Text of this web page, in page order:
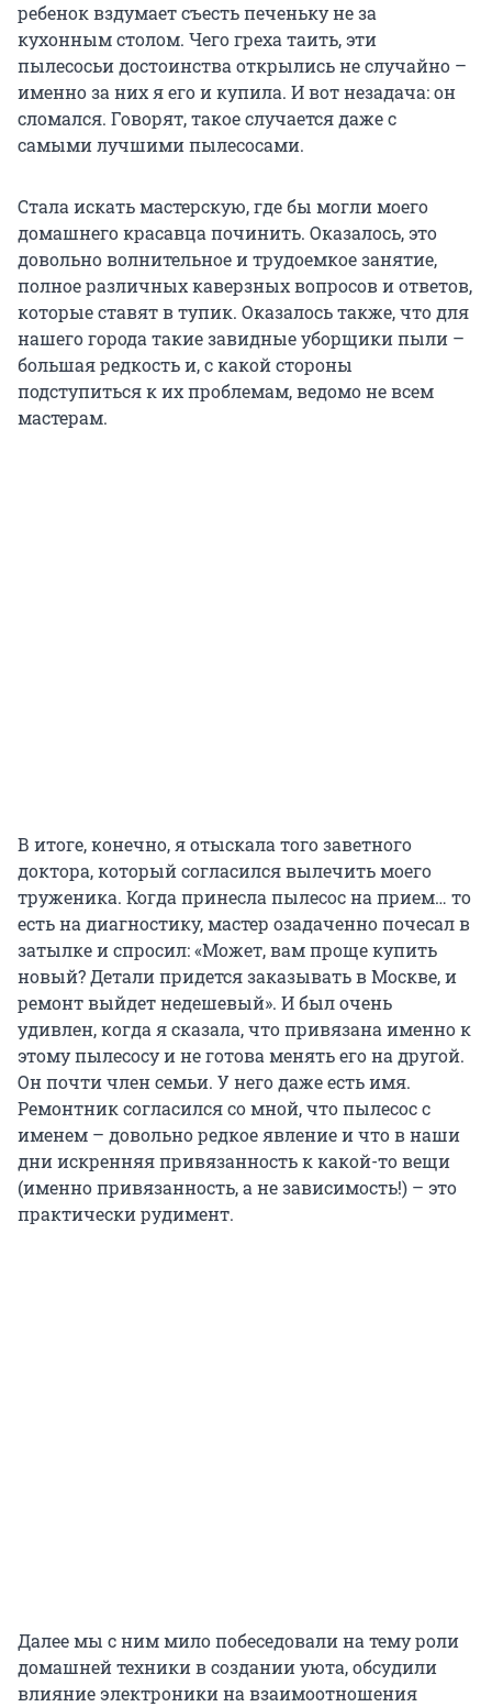
ребенок вздумает съесть печеньку не за
кухонным столом. Чего греха таить, эти
пылесосьи достоинства открылись не случайно –
именно за них я его и купила. И вот незадача: он
сломался. Говорят, такое случается даже с
самыми лучшими пылесосами.
Стала искать мастерскую, где бы могли моего
домашнего красавца починить. Оказалось, это
довольно волнительное и трудоемкое занятие,
полное различных каверзных вопросов и ответов,
которые ставят в тупик. Оказалось также, что для
нашего города такие завидные уборщики пыли –
большая редкость и, с какой стороны
подступиться к их проблемам, ведомо не всем
мастерам.
В итоге, конечно, я отыскала того заветного
доктора, который согласился вылечить моего
труженика. Когда принесла пылесос на прием… то
есть на диагностику, мастер озадаченно почесал в
затылке и спросил: «Может, вам проще купить
новый? Детали придется заказывать в Москве, и
ремонт выйдет недешевый». И был очень
удивлен, когда я сказала, что привязана именно к
этому пылесосу и не готова менять его на другой.
Он почти член семьи. У него даже есть имя.
Ремонтник согласился со мной, что пылесос с
именем – довольно редкое явление и что в наши
дни искренняя привязанность к какой-то вещи
(именно привязанность, а не зависимость!) – это
практически рудимент.
Далее мы с ним мило побеседовали на тему роли
домашней техники в создании уюта, обсудили
влияние электроники на взаимоотношения